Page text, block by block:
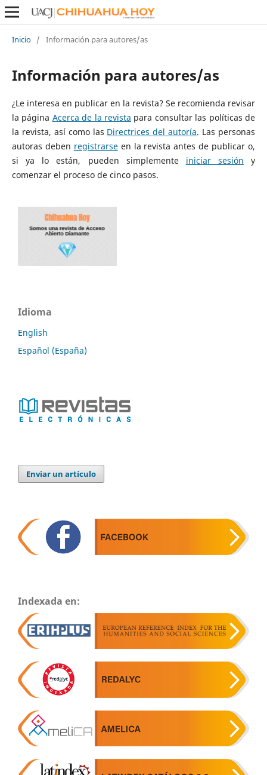
Inicio / Información para autores/as
Información para autores/as
¿Le interesa en publicar en la revista? Se recomienda revisar
la página Acerca de la revista para consultar las políticas de
la revista, así como las Directrices del autoría. Las personas
autoras deben registrarseen la revista antes de publicar o,
si ya lo están, pueden simplemente iniciar sesión y
comenzar el proceso de cinco pasos.
Idioma
English
Español (España)
Enviar un artículo
Indexada en: